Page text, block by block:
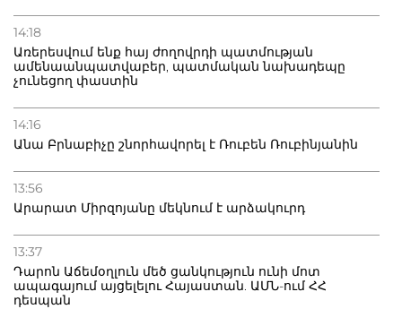
14:18
Առերեսվում ենք հայ ժողովրդի պատմության
ամենաանպատվաբեր, պատմական նախադեպը
չունեցող փաստին
14:16
Անա Բրնաբիչը շնորհավորել է Ռուբեն Ռուբինյանին
13:56
Արարատ Միրզոյանը մեկնում է արձակուրդ
13:37
Դարոն Աճեմօղլուն մեծ ցանկություն ունի մոտ
ապագայում այցելելու Հայաստան. ԱՄՆ-ում ՀՀ
դեսպան